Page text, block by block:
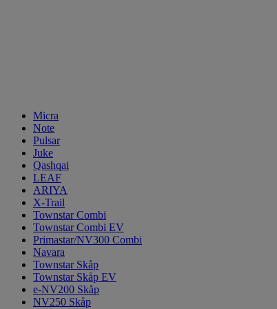
Micra
Note
Pulsar
Juke
Qashqai
LEAF
ARIYA
X-Trail
Townstar Combi
Townstar Combi EV
Primastar/NV300 Combi
Navara
Townstar Skåp
Townstar Skåp EV
e-NV200 Skåp
NV250 Skåp